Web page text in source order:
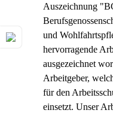
Auszeichnung
und
hervorragende
ausgezeichnet
Arbeitgeber,
für den
einsetzt. Unser